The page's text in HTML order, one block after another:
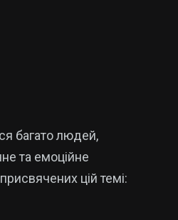
багато людей,
та емоційне
цій темі: